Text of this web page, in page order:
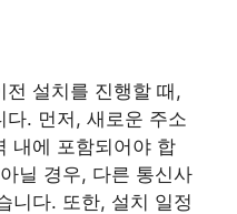
설치를 진행할 때,
다. 먼저, 새로운 주소
내에 포함되어야 합
닐 경우, 다른 통신사
니다. 또한, 설치 일정